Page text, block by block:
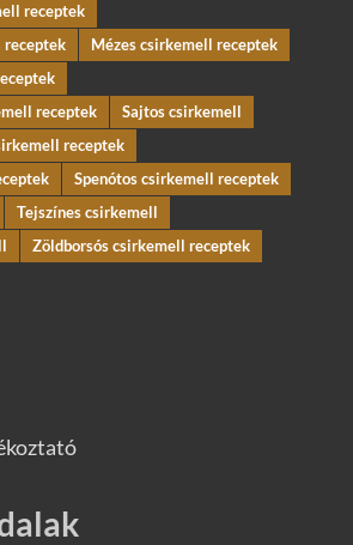
receptek
receptek
Mézes csirkemell receptek
receptek
Sajtos csirkemell
receptek
Spenótos csirkemell receptek
Tejszínes csirkemell
Zöldborsós csirkemell receptek